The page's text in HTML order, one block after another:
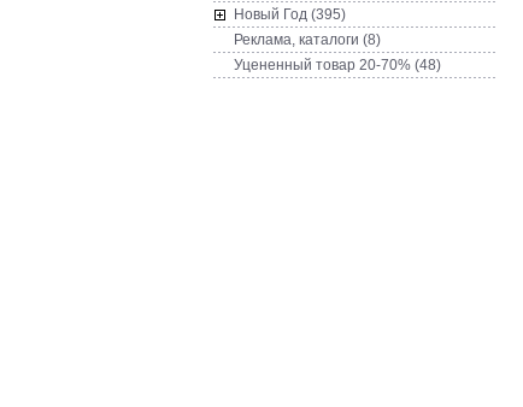
Новый Год (395)
Реклама, каталоги (8)
Уцененный товар 20-70% (48)